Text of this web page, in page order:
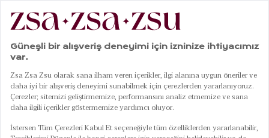
300 Tc Tek Kişilik Pamuk Saten %100 Pamuk Saten Lastikli Çarşaf 100x200 Cm Ekru
Solıd 300 Tc Tek Kişilik Pamuk Saten
%100 Pamuk Saten Lastikli Çarşaf
100x200 Cm Ekru